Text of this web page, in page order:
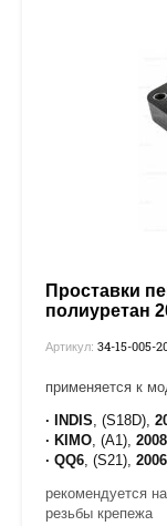
Проставки
полиуретан
Артикул: 34-15-005-
применяется к
· INDIS , (S18D),
· KIMO , (A1),
· QQ6 , (S21),
рекомендуется
резьбы крепежа